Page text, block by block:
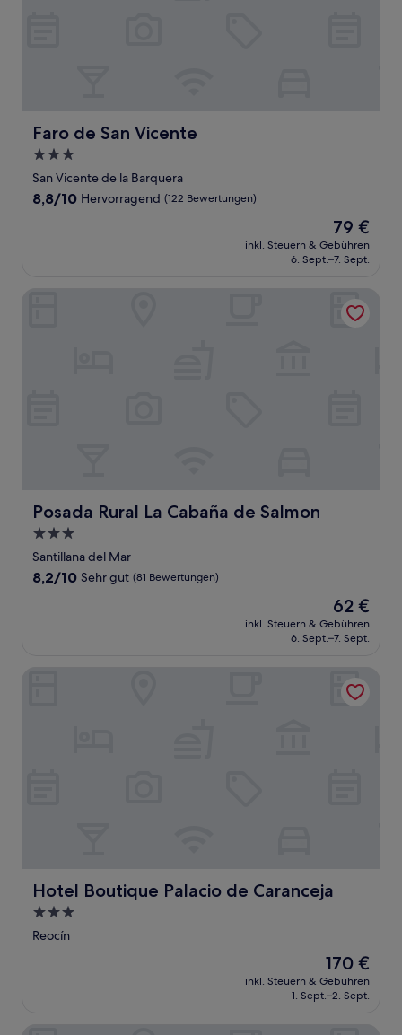
Faro de San Vicente
Faro de San Vicente
3.0-
Sterne-
Unterkunft
San Vicente de la Barquera
8.8
8,8/10 Hervorragend (122 Bewertungen)
Der
Preis
beträgt
79 €
inkl. Steuern & Gebühren
6. Sept.–7. Sept.
Posada Rural La Cabaña de Salmon
Posada Rural La Cabaña de Salmon
3.0-
Sterne-
Unterkunft
Santillana del Mar
8.2
Bewertungen)
8,2/10 Sehr gut (81 Bewertungen)
Der
Preis
beträgt
62 €
inkl. Steuern & Gebühren
6. Sept.–7. Sept.
Hotel Boutique Palacio de Caranceja
Hotel Boutique Palacio de Caranceja
3.0-
Sterne-
Reocín
Der
Preis
beträgt
170 €
inkl. Steuern & Gebühren
1. Sept.–2. Sept.